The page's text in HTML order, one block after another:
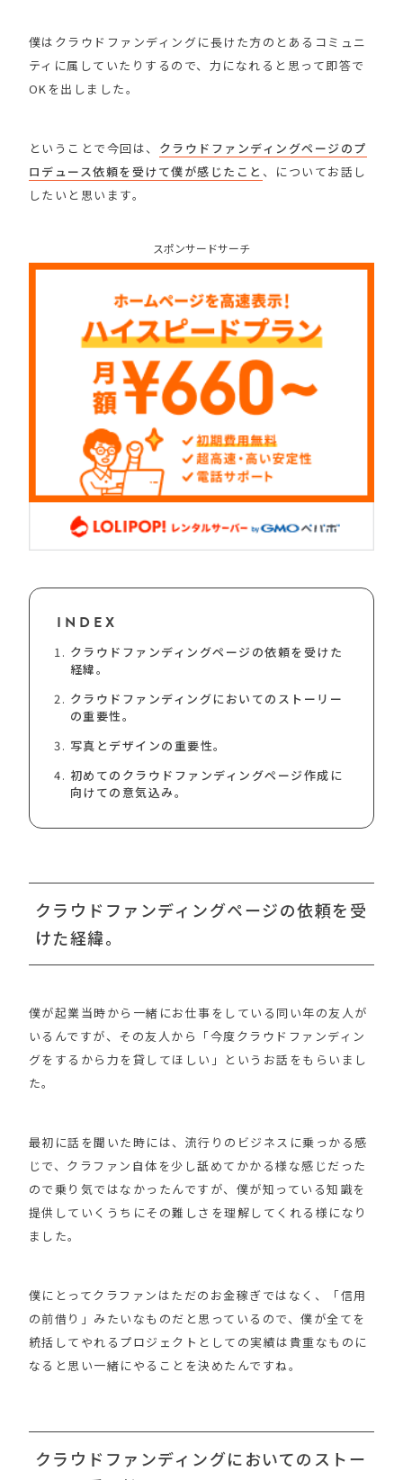
僕はクラウドファンディングに長けた方のとあるコミュニ
ティに属していたりするので、力になれると思って即答で
OKを出しました。
ということで今回は、 クラウドファンディングページのプ
ロデュース依頼を受けて僕が感じたこと 、についてお話し
したいと思います。
スポンサードサーチ
INDEX
クラウドファンディングページの依頼を受けた
経緯。
クラウドファンディングにおいてのストーリー
の重要性。
写真とデザインの重要性。
初めてのクラウドファンディングページ作成に
向けての意気込み。
クラウドファンディングページの依頼を受
けた経緯。
僕が起業当時から一緒にお仕事をしている同い年の友人が
いるんですが、その友人から「今度クラウドファンディン
グをするから力を貸してほしい」というお話をもらいまし
た。
最初に話を聞いた時には、流行りのビジネスに乗っかる感
じで、クラファン自体を少し舐めてかかる様な感じだった
ので乗り気ではなかったんですが、僕が知っている知識を
提供していくうちにその難しさを理解してくれる様になり
ました。
僕にとってクラファンはただのお金稼ぎではなく、「信用
の前借り」みたいなものだと思っているので、僕が全てを
統括してやれるプロジェクトとしての実績は貴重なものに
なると思い一緒にやることを決めたんですね。
クラウドファンディングにおいてのストー